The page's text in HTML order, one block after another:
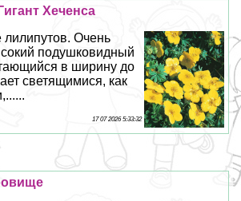
Хеченса
лилипутов. Очень
подушковидный
в ширину до
светящимися, как
17 07 2026 5:33:32